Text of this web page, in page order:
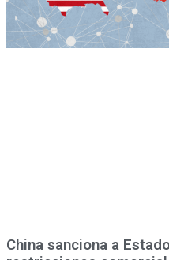
China sanciona a